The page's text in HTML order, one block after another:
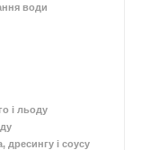
води
і льоду
і соусу